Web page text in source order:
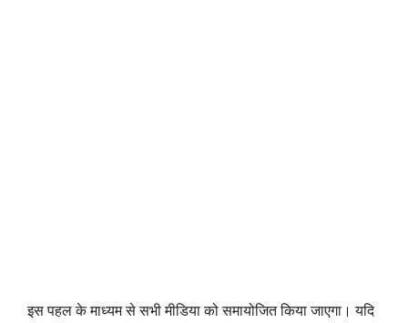
इस पहल के माध्यम से सभी मीडिया को समायोजित किया जाएगा। यदि